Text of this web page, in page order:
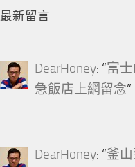
最新留言
DearHoney: “富
急飯店上網留念”
DearHoney: “釜